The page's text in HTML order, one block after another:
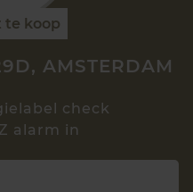
te koop
AMSTERDAM
check
alarm in